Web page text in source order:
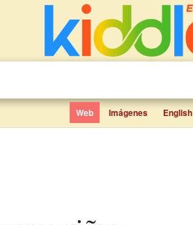
Web Imágenes English